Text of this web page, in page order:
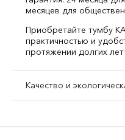
месяцев для
Приобретайте тумбу
практичностью и
протяжении долгих лет!
Качество и